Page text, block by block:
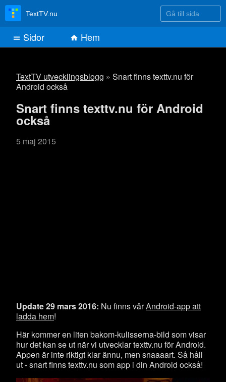
TextTV utvecklingsblogg » Snart finns texttv.nu för
Android också
Snart finns texttv.nu för Android
också
5 maj 2015
Update 29 mars 2016: Nu finns vårAndroid-app att
ladda hem!
Här kommer en liten bakom-kulisserna-bild som visar
hur det kan se ut när vi utvecklar texttv.nu för Android.
Appen är inte riktigt klar ännu, men snaaaart. Så håll
ut - snart finns texttv.nu som app i din Android också!
TextTV.nu Gå till sida
Sidor Hem